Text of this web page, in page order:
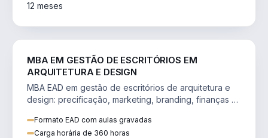
12 meses
MBA EM GESTÃO DE ESCRITÓRIOS EM
ARQUITETURA E DESIGN
MBA EAD em gestão de escritórios de arquitetura e
design: precificação, marketing, branding, finanças e
Formato EAD com aulas gravadas
Carga horária de 360 horas